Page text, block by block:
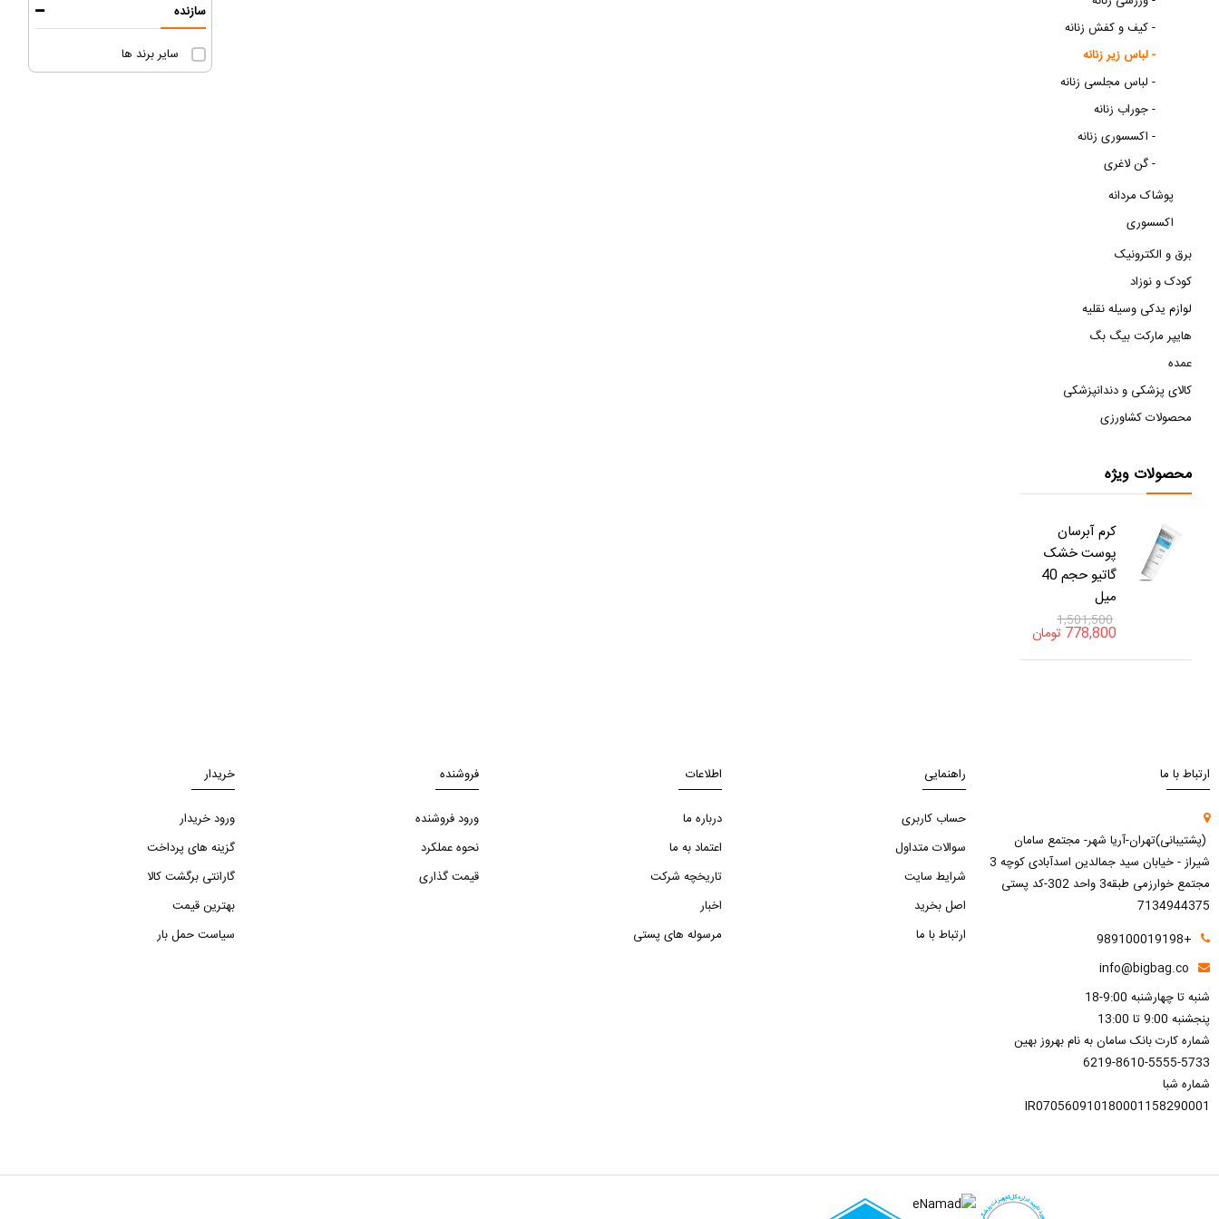
سازنده
سایر برند ها
کیف و کفش زنانه -
لباس زیر زنانه -
لباس مجلسی زنانه -
جوراب زنانه -
اکسسوری زنانه -
گن لاغری -
پوشاک مردانه
اکسسوری
برق و الکترونیک
کودک و نوزاد
لوازم یدکی وسیله نقلیه
هایپر مارکت بیگ بگ
عمده
کالای پزشکی و دندانپزشکی
محصولات کشاورزی
محصولات ویژه
کرم آبرسان
پوست خشک
گاتیو حجم 40
میل
1,501,500
778,800 تومان
ارتباط با ما
(پشتیبانی)تهران-آریا شهر- مجتمع سامان
شیراز - خیابان سید جمالدین اسدآبادی کوچه 3
مجتمع خوارزمی طبقه3 واحد 302-کد پستی
7134944375
+989100019198
info@bigbag.co
شنبه تا چهارشنبه 9:00-18
پنجشنبه 9:00 تا 13:00
شماره کارت بانک سامان به نام بهروز بهین
6219-8610-5555-5733
شماره شبا
IR070560910180001158290001
راهنمایی
حساب کاربری
سوالات متداول
شرایط سایت
اصل بخرید
ارتباط با ما
اطلاعات
درباره ما
اعتماد به ما
تاریخچه شرکت
اخبار
مرسوله های پستی
فروشنده
ورود فروشنده
نحوه عملکرد
قیمت گذاری
خریدار
ورود خریدار
گزینه های پرداخت
گارانتی برگشت کالا
بهترین قیمت
سیاست حمل بار